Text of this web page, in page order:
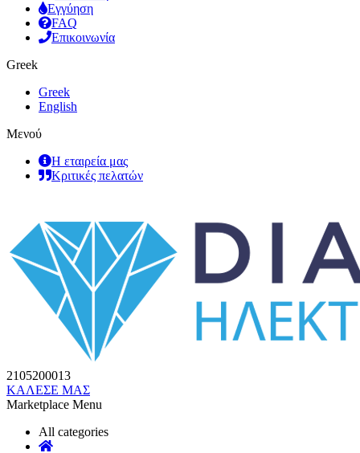
Εγγύηση
FAQ
Επικοινωνία
Greek
Greek
English
Μενού
Η εταιρεία μας
Κριτικές πελατών
2105200013
ΚΑΛΕΣΕ ΜΑΣ
Marketplace Menu
All categories